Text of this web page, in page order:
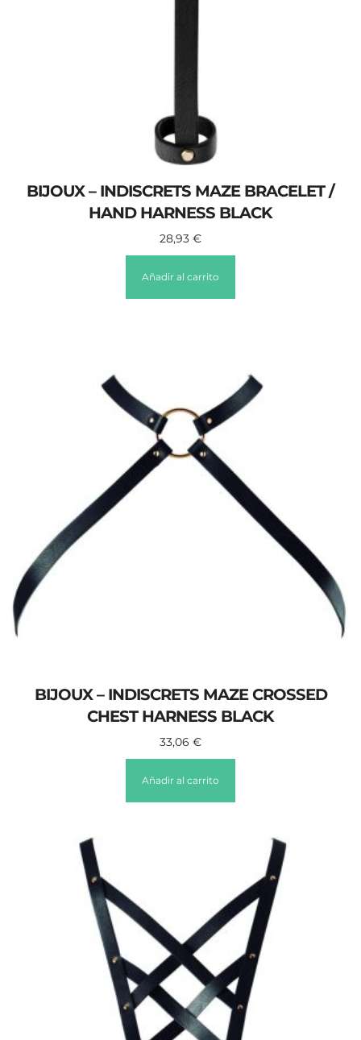
BIJOUX – INDISCRETS MAZE BRACELET /
HAND HARNESS BLACK
28,93 €
Añadir al carrito
BIJOUX – INDISCRETS MAZE CROSSED
CHEST HARNESS BLACK
33,06 €
Añadir al carrito